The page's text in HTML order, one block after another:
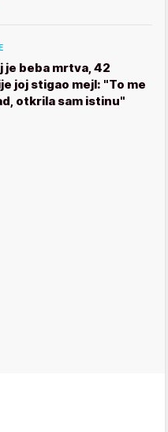
je beba mrtva, 42
joj stigao mejl: "To me
otkrila sam istinu"